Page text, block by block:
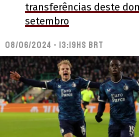
transferências deste
setembro
08/06/2024 - 13:19hs BRT